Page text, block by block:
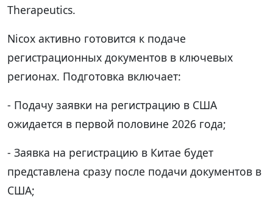
Therapeutics.
Nicox активно готовится к подаче
регистрационных документов в ключевых
регионах. Подготовка включает:
- Подачу заявки на регистрацию в США
ожидается в первой половине 2026 года;
- Заявка на регистрацию в Китае будет
представлена сразу после подачи документов в
США;